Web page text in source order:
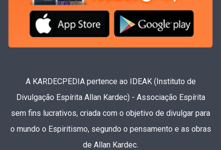
A KARDECPEDIA pertence ao IDEAK (Instituto de
Divulgação Espírita Allan Kardec) - Associação Espírita
sem fins lucrativos, criada com o objetivo de divulgar para
o mundo o Espiritismo, segundo o pensamento e as obras
de Allan Kardec.